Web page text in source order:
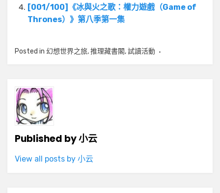
[001/100]《冰與火之歌：權力遊戲（Game of
Thrones）》第八季第一集
Posted in 幻想世界之旅,推理藏書閣,試讀活動
Published by小云
View all posts by 小云